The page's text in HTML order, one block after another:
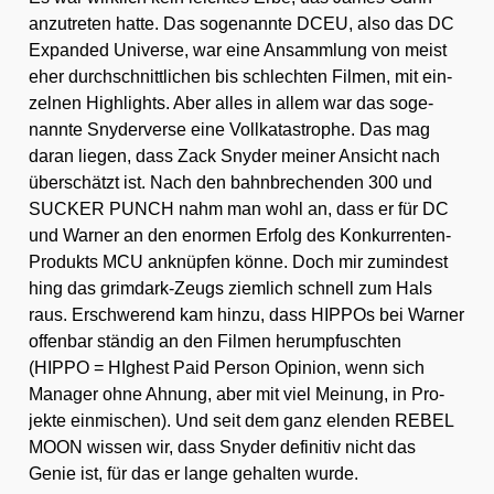
anzu­tre­ten hat­te. Das soge­nann­te DCEU, also das DC
Expan­ded Uni­ver­se, war eine Ansamm­lung von meist
eher durch­schnitt­li­chen bis schlech­ten Fil­men, mit ein­
zel­nen High­lights. Aber alles in allem war das soge­
nann­te Sny­der­ver­se eine Voll­ka­ta­stro­phe. Das mag
dar­an lie­gen, dass Zack Sny­der mei­ner Ansicht nach
über­schätzt ist. Nach den bahn­bre­chen­den 300 und
SUCKER PUNCH nahm man wohl an, dass er für DC
und War­ner an den enor­men Erfolg des Kon­kur­ren­ten-
Pro­dukts MCU anknüp­fen kön­ne. Doch mir zumin­dest
hing das grim­dark-Zeugs ziem­lich schnell zum Hals
raus. Erschwe­rend kam hin­zu, dass HIP­POs bei War­ner
offen­bar stän­dig an den Fil­men her­um­pfusch­ten
(HIPPO = HIg­hest Paid Per­son Opi­ni­on, wenn sich
Mana­ger ohne Ahnung, aber mit viel Mei­nung, in Pro­
jek­te ein­mi­schen). Und seit dem ganz elen­den REBEL
MOON wis­sen wir, dass Sny­der defi­ni­tiv nicht das
Genie ist, für das er lan­ge gehal­ten wur­de.